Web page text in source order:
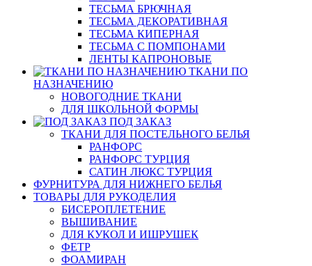
ТЕСЬМА БРЮЧНАЯ
ТЕСЬМА ДЕКОРАТИВНАЯ
ТЕСЬМА КИПЕРНАЯ
ТЕСЬМА С ПОМПОНАМИ
ЛЕНТЫ КАПРОНОВЫЕ
ТКАНИ ПО
НАЗНАЧЕНИЮ
НОВОГОДНИЕ ТКАНИ
ДЛЯ ШКОЛЬНОЙ ФОРМЫ
ПОД ЗАКАЗ
ТКАНИ ДЛЯ ПОСТЕЛЬНОГО БЕЛЬЯ
РАНФОРС
РАНФОРС ТУРЦИЯ
САТИН ЛЮКС ТУРЦИЯ
ФУРНИТУРА ДЛЯ НИЖНЕГО БЕЛЬЯ
ТОВАРЫ ДЛЯ РУКОДЕЛИЯ
БИСЕРОПЛЕТЕНИЕ
ВЫШИВАНИЕ
ДЛЯ КУКОЛ И ИШРУШЕК
ФЕТР
ФОАМИРАН